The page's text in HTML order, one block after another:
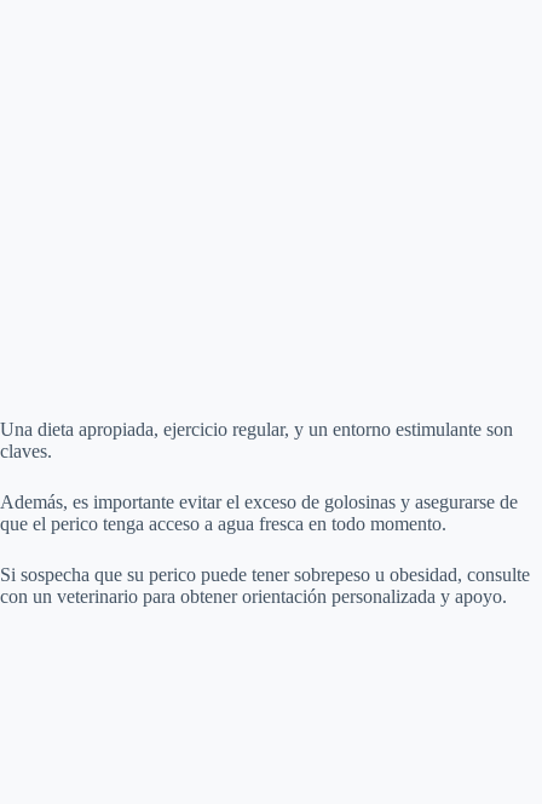
Una dieta apropiada, ejercicio regular, y un entorno estimulante son
claves.
Además, es importante evitar el exceso de golosinas y asegurarse de
que el perico tenga acceso a agua fresca en todo momento.
Si sospecha que su perico puede tener sobrepeso u obesidad, consulte
con un veterinario para obtener orientación personalizada y apoyo.